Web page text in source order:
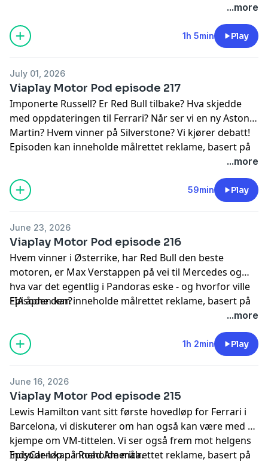
for informasjon og dine valg
om deling av data.
...more
1h 5min Play
July 01, 2026
Viaplay Motor Pod episode 217
Imponerte Russell? Er Red Bull tilbake? Hva skjedde
med oppdateringen til Ferrari? Når ser vi en ny Aston
Martin? Hvem vinner på Silverstone? Vi kjører debatt!
Episoden kan inneholde målrettet reklame, basert på
for informasjon og dine valg
om deling av data.
...more
59min Play
June 23, 2026
Viaplay Motor Pod episode 216
Hvem vinner i Østerrike, har Red Bull den beste
motoren, er Max Verstappen på vei til Mercedes og
hva var det egentlig i Pandoras eske - og hvorfor ville
FIA åpne den?
Episoden kan inneholde målrettet reklame, basert på
for informasjon og dine valg
om deling av data.
...more
1h 2min Play
June 16, 2026
Viaplay Motor Pod episode 215
Lewis Hamilton vant sitt første hovedløp for Ferrari i
Barcelona, vi diskuterer om han også kan være med å
kjempe om VM-tittelen. Vi ser også frem mot helgens
IndyCar-løp på Road America.
Episoden kan inneholde målrettet reklame, basert på